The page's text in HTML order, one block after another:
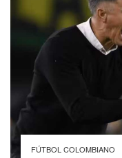
FÚTBOL COLOMBIANO